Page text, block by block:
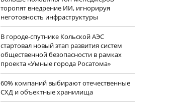
торопят внедрение ИИ, игнорируя
неготовность инфраструктуры
В городе-спутнике Кольской АЭС
стартовал новый этап развития систем
общественной безопасности в рамках
проекта «Умные города Росатома»
60% компаний выбирают отечественные
СХД и объектные хранилища